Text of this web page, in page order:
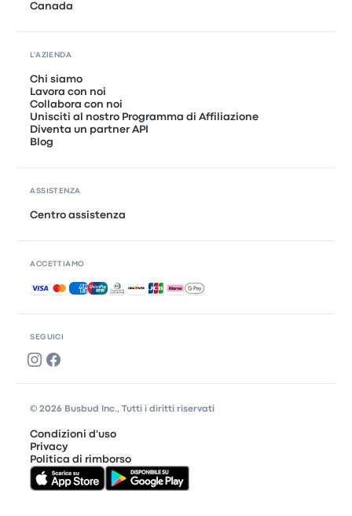
SEGUICI
Canada
L'AZIENDA
Chi siamo
Lavora con noi
Collabora con noi
Unisciti al nostro Programma di Affiliazione
Diventa un partner API
Blog
ASSISTENZA
Centro assistenza
ACCETTIAMO
Pagamenti accettati
© 2026 Busbud Inc., Tutti i diritti riservati
Condizioni d'uso
Privacy
Politica di rimborso